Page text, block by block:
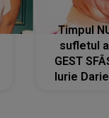
Timpul
sufletul
GEST
Iurie